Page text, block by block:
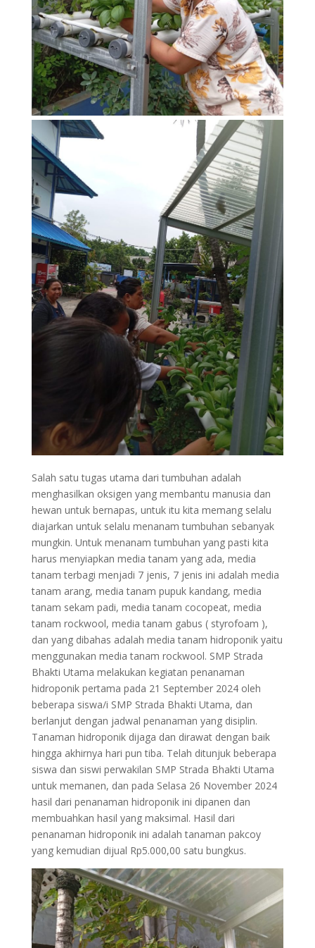
Salah satu tugas utama dari tumbuhan adalah
menghasilkan oksigen yang membantu manusia dan
hewan untuk bernapas, untuk itu kita memang selalu
diajarkan untuk selalu menanam tumbuhan sebanyak
mungkin. Untuk menanam tumbuhan yang pasti kita
harus menyiapkan media tanam yang ada, media
tanam terbagi menjadi 7 jenis, 7 jenis ini adalah media
tanam arang, media tanam pupuk kandang, media
tanam sekam padi, media tanam cocopeat, media
tanam rockwool, media tanam gabus ( styrofoam ),
dan yang dibahas adalah media tanam hidroponik yaitu
menggunakan media tanam rockwool. SMP Strada
Bhakti Utama melakukan kegiatan penanaman
hidroponik pertama pada 21 September 2024 oleh
beberapa siswa/i SMP Strada Bhakti Utama, dan
berlanjut dengan jadwal penanaman yang disiplin.
Tanaman hidroponik dijaga dan dirawat dengan baik
hingga akhirnya hari pun tiba. Telah ditunjuk beberapa
siswa dan siswi perwakilan SMP Strada Bhakti Utama
untuk memanen, dan pada Selasa 26 November 2024
hasil dari penanaman hidroponik ini dipanen dan
membuahkan hasil yang maksimal. Hasil dari
penanaman hidroponik ini adalah tanaman pakcoy
yang kemudian dijual Rp5.000,00 satu bungkus.